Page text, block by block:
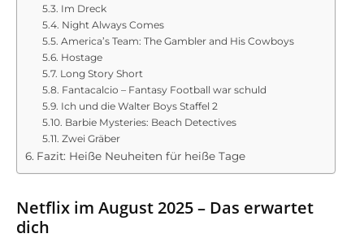
Im Dreck
Night Always Comes
America’s Team: The Gambler and His Cowboys
Hostage
Long Story Short
Fantacalcio – Fantasy Football war schuld
Ich und die Walter Boys Staffel 2
Barbie Mysteries: Beach Detectives
Zwei Gräber
Fazit: Heiße Neuheiten für heiße Tage
Netflix im August 2025 – Das erwartet
dich